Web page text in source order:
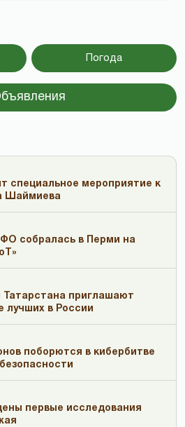
Погода
специальное мероприятие к
Шаймиева
собралась в Перми на
Татарстана приглашают
лучших в России
поборются в кибербитве
первые исследования